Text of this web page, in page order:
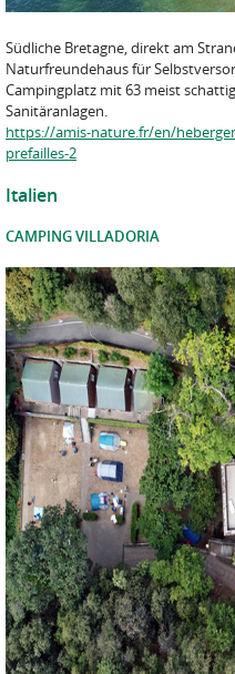
Südliche Bretagne, direkt am
Naturfreundehaus für
Campingplatz mit 63 meist
Sanitäranlagen.
https://amis-nature.fr/en/
prefailles-2
Italien
CAMPING VILLADORIA